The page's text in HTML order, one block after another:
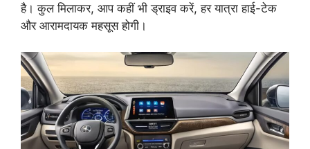
है। कुल मिलाकर, आप कहीं भी ड्राइव करें, हर यात्रा हाई-टेक
और आरामदायक महसूस होगी।